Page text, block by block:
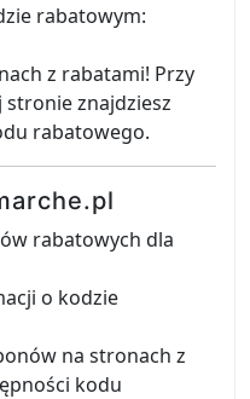
rabatowym:
z rabatami! Przy
znajdziesz
rabatowego.
rabatowych dla
o kodzie
na stronach z
kodu